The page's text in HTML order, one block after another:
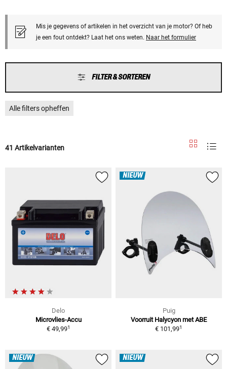
Mis je gegevens of artikelen in het overzicht van je motor? Of heb
je een fout ontdekt? Laat het ons weten. Naar het formulier
FILTER & SORTEREN
Alle filters opheffen
41 Artikelvarianten
Delo
Microvlies-Accu
€ 49,991
NIEUW
Puig
Voorruit Halycyon met ABE
€ 101,991
NIEUW NIEUW